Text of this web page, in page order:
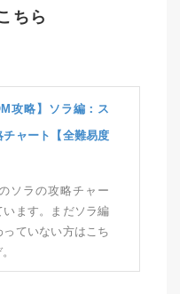
ちら
攻略】ソラ編：ス
チャート【全難易度
ソラの攻略チャー
います。まだソラ編
ていない方はこち